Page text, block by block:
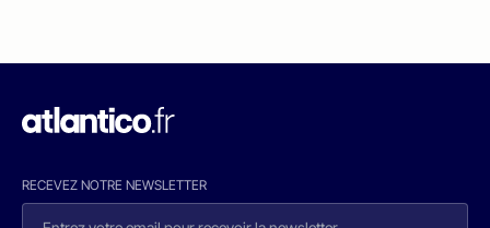
RECEVEZ NOTRE NEWSLETTER